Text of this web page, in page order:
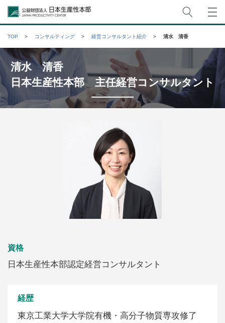
公益財団法人日本生産性本部
TOP コンサルティング 経営コンサルタント紹介 清水 清香
清水 清香
日本生産性本部 主任経営コンサルタント
資格
日本生産性本部認定経営コンサルタント
経歴
東京工業大学大学院有機・高分子物質専攻修了